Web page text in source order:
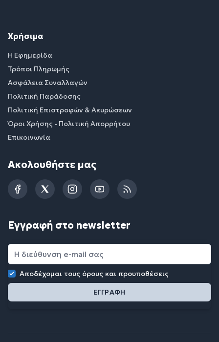
Χρήσιμα
Η Εφημερίδα
Τρόποι Πληρωμής
Ασφάλεια Συναλλαγών
Πολιτική Παράδοσης
Πολιτική Επιστροφών & Ακυρώσεων
Όροι Χρήσης - Πολιτική Απορρήτου
Επικοινωνία
Ακολουθήστε μας
FacebookTwitterInstagramYouTubeRSS
Εγγραφή στο newsletter
Αποδέχομαι τους όρους και προυποθέσεις